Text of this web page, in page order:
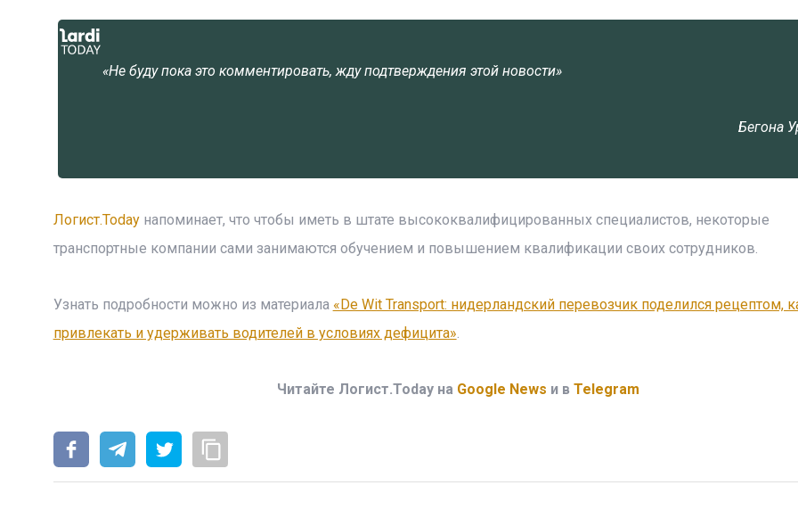
«Не буду пока это комментировать, жду подтверждения этой новости»
Бегона
Логист.Todayнапоминает, что чтобы иметь в штате высококвалифицированных специалистов, некоторые
транспортные компании сами занимаются обучением и повышением квалификации своих сотрудников.
Узнать подробности можно из материала «De Wit Transport: нидерландский перевозчик поделился рецептом,
привлекать и удерживать водителей в условиях дефицита».
Читайте Логист.Today на Google News и в Telegram